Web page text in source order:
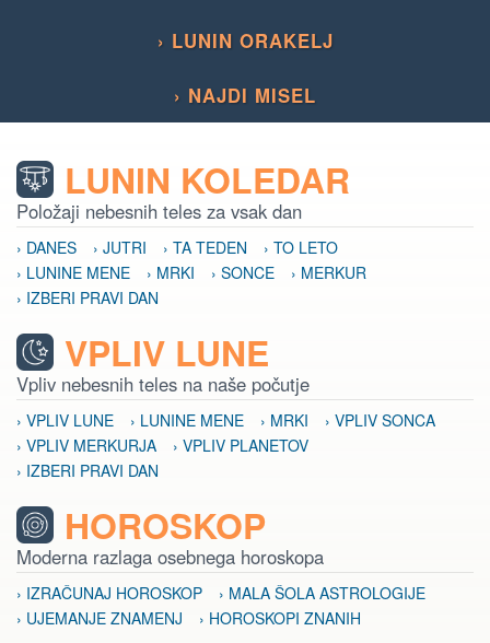
› LUNIN ORAKELJ
› NAJDI MISEL
LUNIN KOLEDAR
Položaji nebesnih teles za vsak dan
› DANES › JUTRI › TA TEDEN
› TO LETO
› LUNINE MENE
› MRKI › SONCE
› MERKUR
› IZBERI PRAVI DAN
VPLIV LUNE
Vpliv nebesnih teles na naše počutje
› VPLIV LUNE › LUNINE MENE › MRKI
› VPLIV SONCA
› VPLIV MERKURJA
› VPLIV PLANETOV
› IZBERI PRAVI DAN
HOROSKOP
Moderna razlaga osebnega horoskopa
› IZRAČUNAJ HOROSKOP
› MALA ŠOLA ASTROLOGIJE
› UJEMANJE ZNAMENJ
› HOROSKOPI ZNANIH